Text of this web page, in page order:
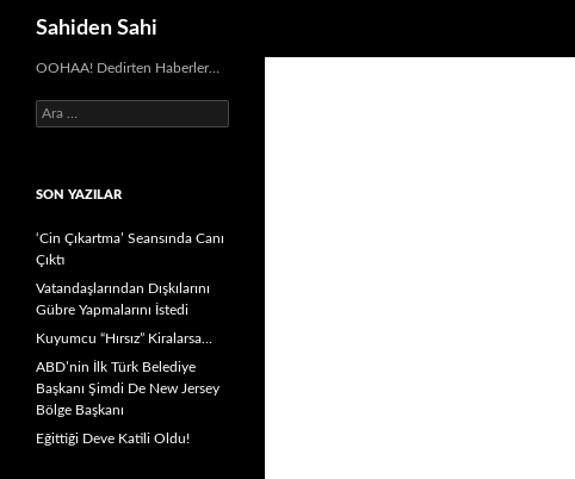
Sahiden Sahi
OOHAA! Dedirten Haberler…
Arama:
SON YAZILAR
‘Cin Çıkartma’ Seansında Canı
Çıktı
Vatandaşlarından Dışkılarını
Gübre Yapmalarını İstedi
Kuyumcu “Hırsız” Kiralarsa…
ABD’nin İlk Türk Belediye
Başkanı Şimdi De New Jersey
Bölge Başkanı
Eğittiği Deve Katili Oldu!